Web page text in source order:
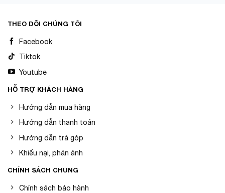
THEO DÕI CHÚNG TÔI
Facebook
Tiktok
Youtube
HỖ TRỢ KHÁCH HÀNG
Hướng dẫn mua hàng
Hướng dẫn thanh toán
Hướng dẫn trả góp
Khiếu nại, phản ánh
CHÍNH SÁCH CHUNG
Chính sách bảo hành